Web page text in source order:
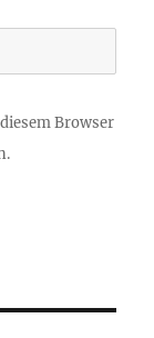
Browser